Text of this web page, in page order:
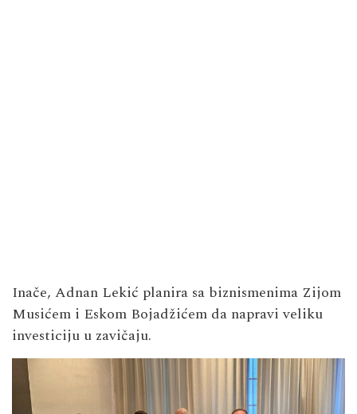
Inače, Adnan Lekić planira sa biznismenima Zijom
Musićem i Eskom Bojadžićem da napravi veliku
investiciju u zavičaju.